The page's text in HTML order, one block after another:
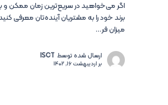
اگر می‌خواهید در سریع‌ترین زمان ممکن و
برند خود را به مشتریان آینده‌تان معرفی
میزان فر...
ارسال شده توسط ISCT
براردیبهشت 16, 1402